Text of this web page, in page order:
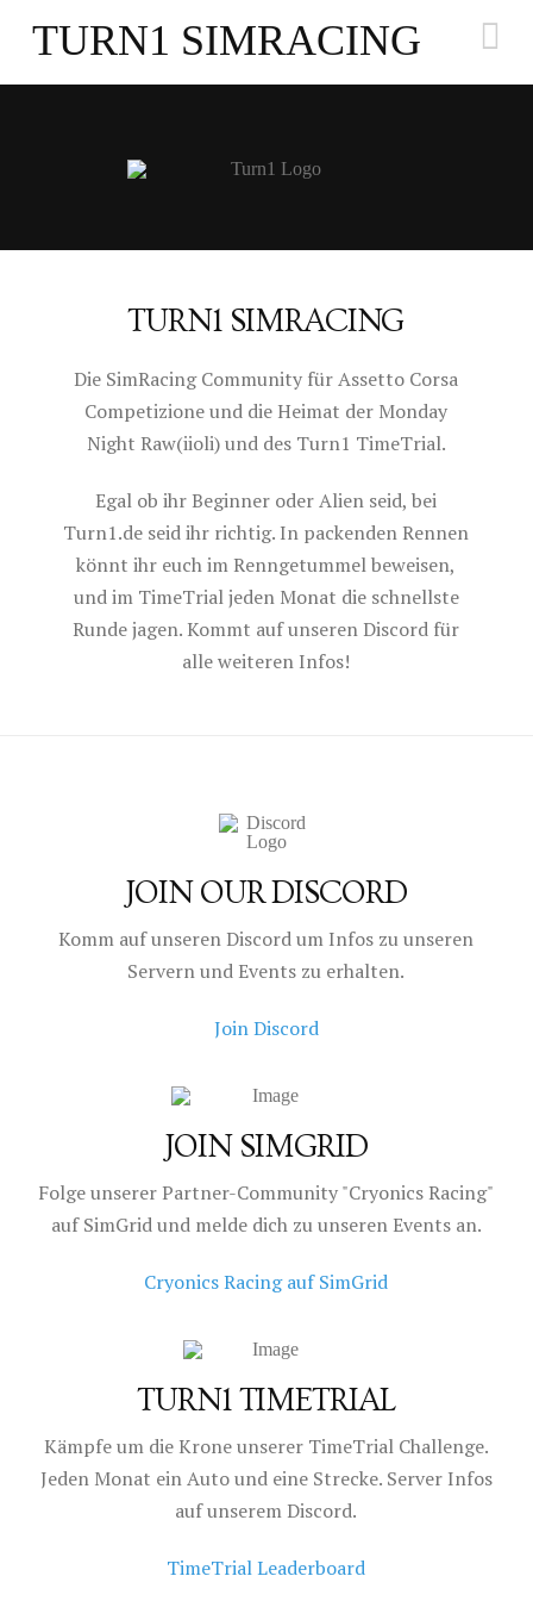
TURN1 SIMRACING
TURN1 SIMRACING
Die SimRacing Community für Assetto Corsa
Competizione und die Heimat der Monday
Night Raw(iioli) und des Turn1 TimeTrial.
Egal ob ihr Beginner oder Alien seid, bei
Turn1.de seid ihr richtig. In packenden Rennen
könnt ihr euch im Renngetummel beweisen,
und im TimeTrial jeden Monat die schnellste
Runde jagen. Kommt auf unseren Discord für
alle weiteren Infos!
JOIN OUR DISCORD
Komm auf unseren Discord um Infos zu unseren
Servern und Events zu erhalten.
Join Discord
JOIN SIMGRID
Folge unserer Partner-Community "Cryonics Racing"
auf SimGrid und melde dich zu unseren Events an.
Cryonics Racing auf SimGrid
TURN1 TIMETRIAL
Kämpfe um die Krone unserer TimeTrial Challenge.
Jeden Monat ein Auto und eine Strecke. Server Infos
auf unserem Discord.
TimeTrial Leaderboard